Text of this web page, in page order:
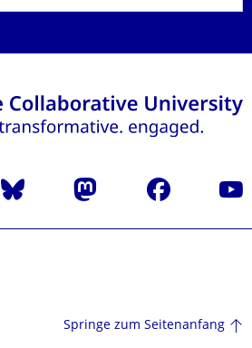
Bluesky Mastodon Facebook
Springe zum Seitenanfang